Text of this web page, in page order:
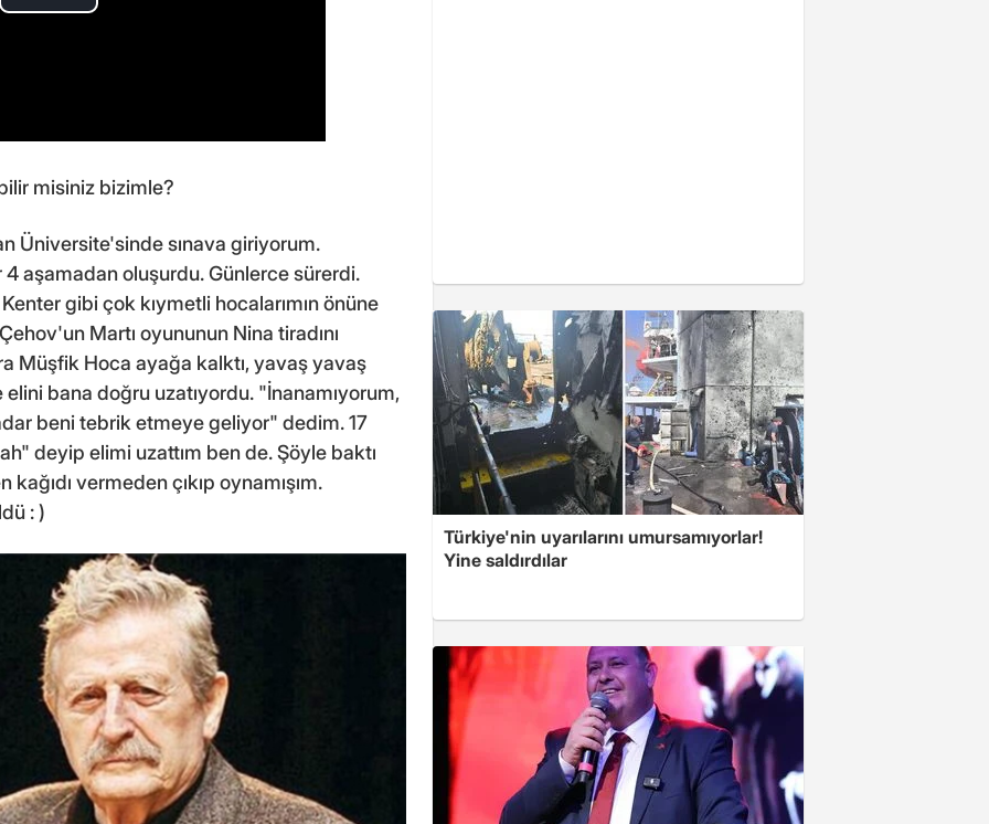
misiniz bizimle?
Üniversite'sinde sınava giriyorum.
4 aşamadan oluşurdu. Günlerce sürerdi.
gibi çok kıymetli hocalarımın önüne
Martı oyununun Nina tiradını
Müşfik Hoca ayağa kalktı, yavaş yavaş
bana doğru uzatıyordu. "İnanamıyorum,
beni tebrik etmeye geliyor" dedim. 17
deyip elimi uzattım ben de. Şöyle baktı
vermeden çıkıp oynamışım.
: )
Türkiye'nin uyarılarını umursamıyorlar!
Yine saldırdılar